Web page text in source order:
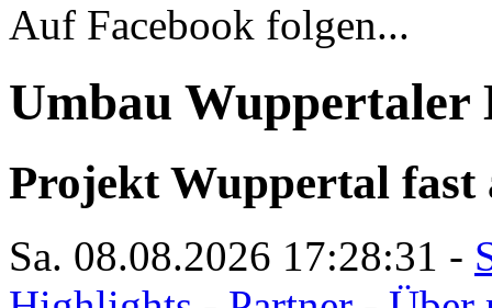
Auf Facebook folgen...
Umbau Wuppertaler
Projekt Wuppertal fast
Sa. 08.08.2026 17:28:31 -